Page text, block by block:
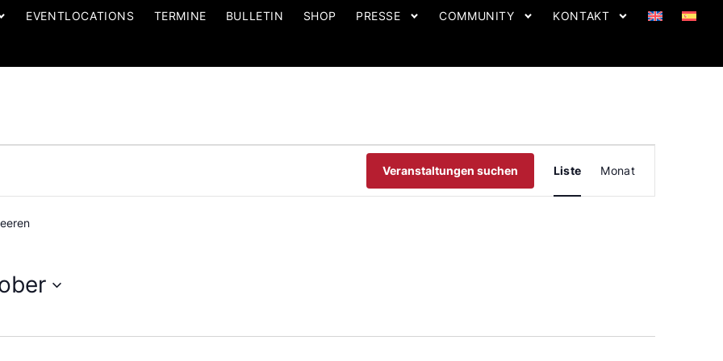
EVENTLOCATIONS TERMINE BULLETIN SHOP PRESSE COMMUNITY KONTAKT
Veranstaltungen suchen ANSICHTEN-
NAVIGATION
Liste Monat